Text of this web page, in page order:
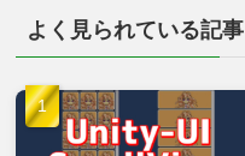
よく見られている記事